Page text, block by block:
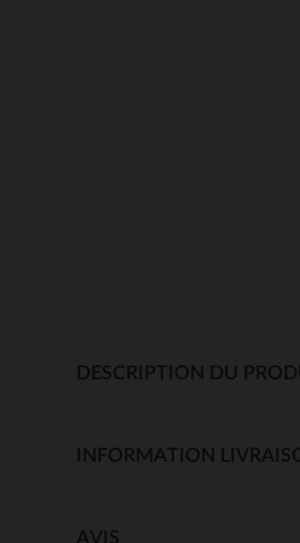
DESCRIPTION DU
INFORMATION
AVIS